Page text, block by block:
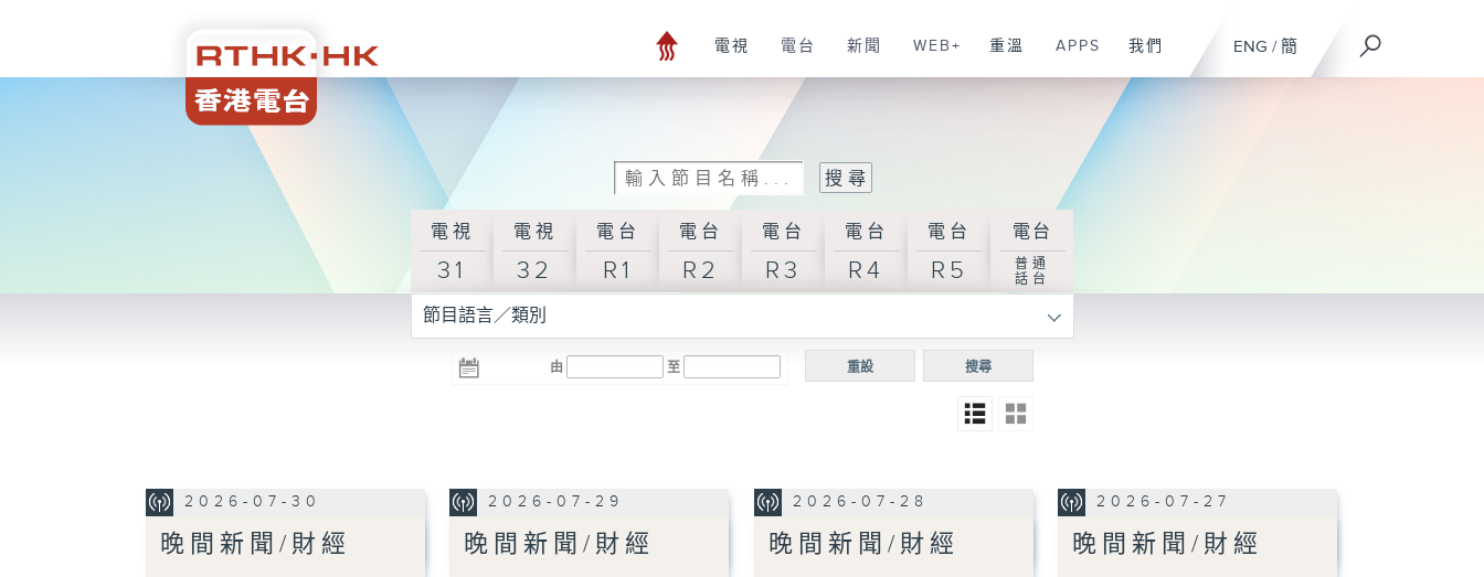
ENG / 簡
電視 電台 新聞 WEB+ 重溫 APPS 我們
電視
31
電視
32
電台
R1
電台
R2
電台
R3
電台
R4
電台
R5
電台
普通
話台
節目語言／類別
由 至 搜尋
重設
2026-07-30
晚間新聞/財經
2026-07-29
晚間新聞/財經
2026-07-28
晚間新聞/財經
2026-07-27
晚間新聞/財經